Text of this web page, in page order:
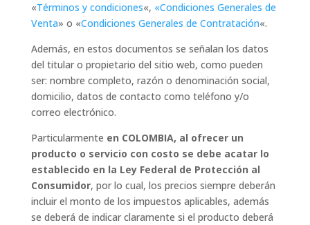
«Términos y condiciones«, «Condiciones Generales de
Venta» o «Condiciones Generales de Contratación«.
Además, en estos documentos se señalan los datos
del titular o propietario del sitio web, como pueden
ser: nombre completo, razón o denominación social,
domicilio, datos de contacto como teléfono y/o
correo electrónico.
Particularmente en COLOMBIA, al ofrecer un
producto o servicio con costo se debe acatar lo
establecido en la Ley Federal de Protección al
Consumidor, por lo cual, los precios siempre deberán
incluir el monto de los impuestos aplicables, además
se deberá de indicar claramente si el producto deberá